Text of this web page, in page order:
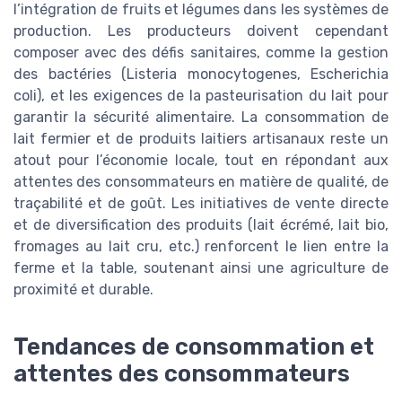
l’intégration de fruits et légumes dans les systèmes de
production. Les producteurs doivent cependant
composer avec des défis sanitaires, comme la gestion
des bactéries (Listeria monocytogenes, Escherichia
coli), et les exigences de la pasteurisation du lait pour
garantir la sécurité alimentaire. La consommation de
lait fermier et de produits laitiers artisanaux reste un
atout pour l’économie locale, tout en répondant aux
attentes des consommateurs en matière de qualité, de
traçabilité et de goût. Les initiatives de vente directe
et de diversification des produits (lait écrémé, lait bio,
fromages au lait cru, etc.) renforcent le lien entre la
ferme et la table, soutenant ainsi une agriculture de
proximité et durable.
Tendances de consommation et
attentes des consommateurs